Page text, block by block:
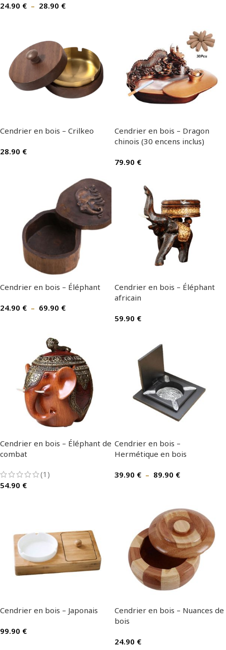
24.90 € – 28.90 €
Cendrier en bois – Crilkeo
28.90 €
Cendrier en bois – Dragon
chinois (30 encens inclus)
79.90 €
Cendrier en bois – Éléphant
24.90 € – 69.90 €
Cendrier en bois – Éléphant
africain
59.90 €
Cendrier en bois – Éléphant de
combat
(1)
54.90 €
Cendrier en bois –
Hermétique en bois
39.90 € – 89.90 €
Cendrier en bois – Japonais
99.90 €
Cendrier en bois – Nuances de
bois
24.90 €